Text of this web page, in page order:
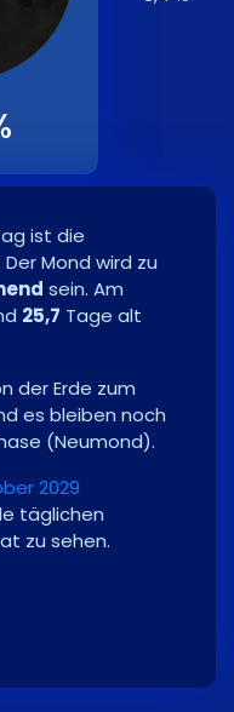
ist die
Mond wird zu
sein. Am
25,7 Tage alt
der Erde zum
es bleiben noch
(Neumond).
2029
täglichen
zu sehen.